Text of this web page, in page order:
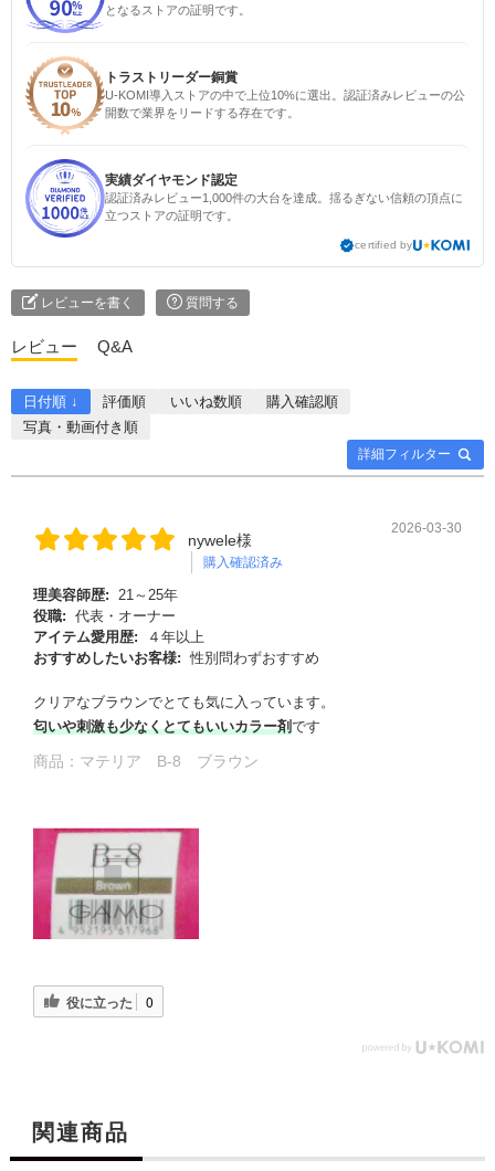
となるストアの証明です。
トラストリーダー銅賞
U-KOMI導入ストアの中で上位10%に選出。認証済みレビューの公
開数で業界をリードする存在です。
実績ダイヤモンド認定
認証済みレビュー1,000件の大台を達成。揺るぎない信頼の頂点に
立つストアの証明です。
certified by
レビューを書く 質問する
レビュー Q&A
詳細フィルター
日付順 ↓ 評価順 いいね数順
購入確認順
写真・動画付き順
nywele様
購入確認済み
2026-03-30
理美容師歴: 21～25年
役職: 代表・オーナー
アイテム愛用歴:
４年以上
おすすめしたいお客様: 性別問わずおすすめ
クリアなブラウンでとても気に入っています。
匂いや刺激も少なくとてもいいカラー剤です
商品： マテリア B-8 ブラウン
役に立った 0
関連商品